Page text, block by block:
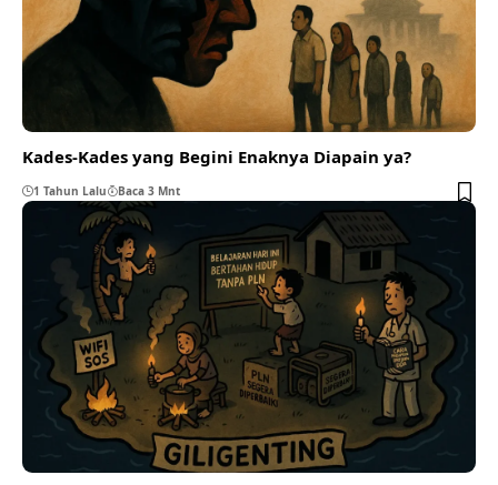
Kades-Kades yang Begini Enaknya Diapain ya?
1 Tahun Lalu Baca 3 Mnt